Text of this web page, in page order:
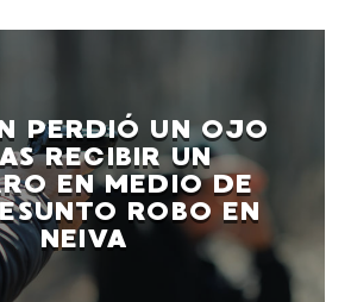
PERDIÓ UN OJO
RECIBIR UN
EN MEDIO DE
ROBO EN
NEIVA